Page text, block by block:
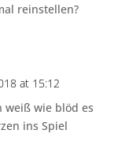
reinstellen?
at 15:12
weiß wie blöd es
ins Spiel